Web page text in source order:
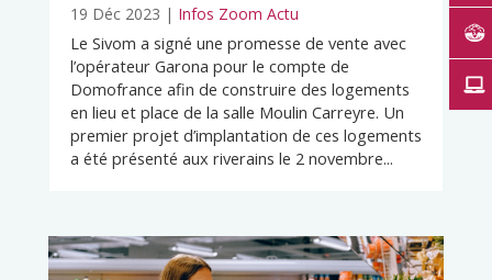
19 Déc 2023 | Infos Zoom Actu
Le Sivom a signé une promesse de vente avec
l’opérateur Garona pour le compte de
Domofrance afin de construire des logements
en lieu et place de la salle Moulin Carreyre. Un
premier projet d’implantation de ces logements
a été présenté aux riverains le 2 novembre...